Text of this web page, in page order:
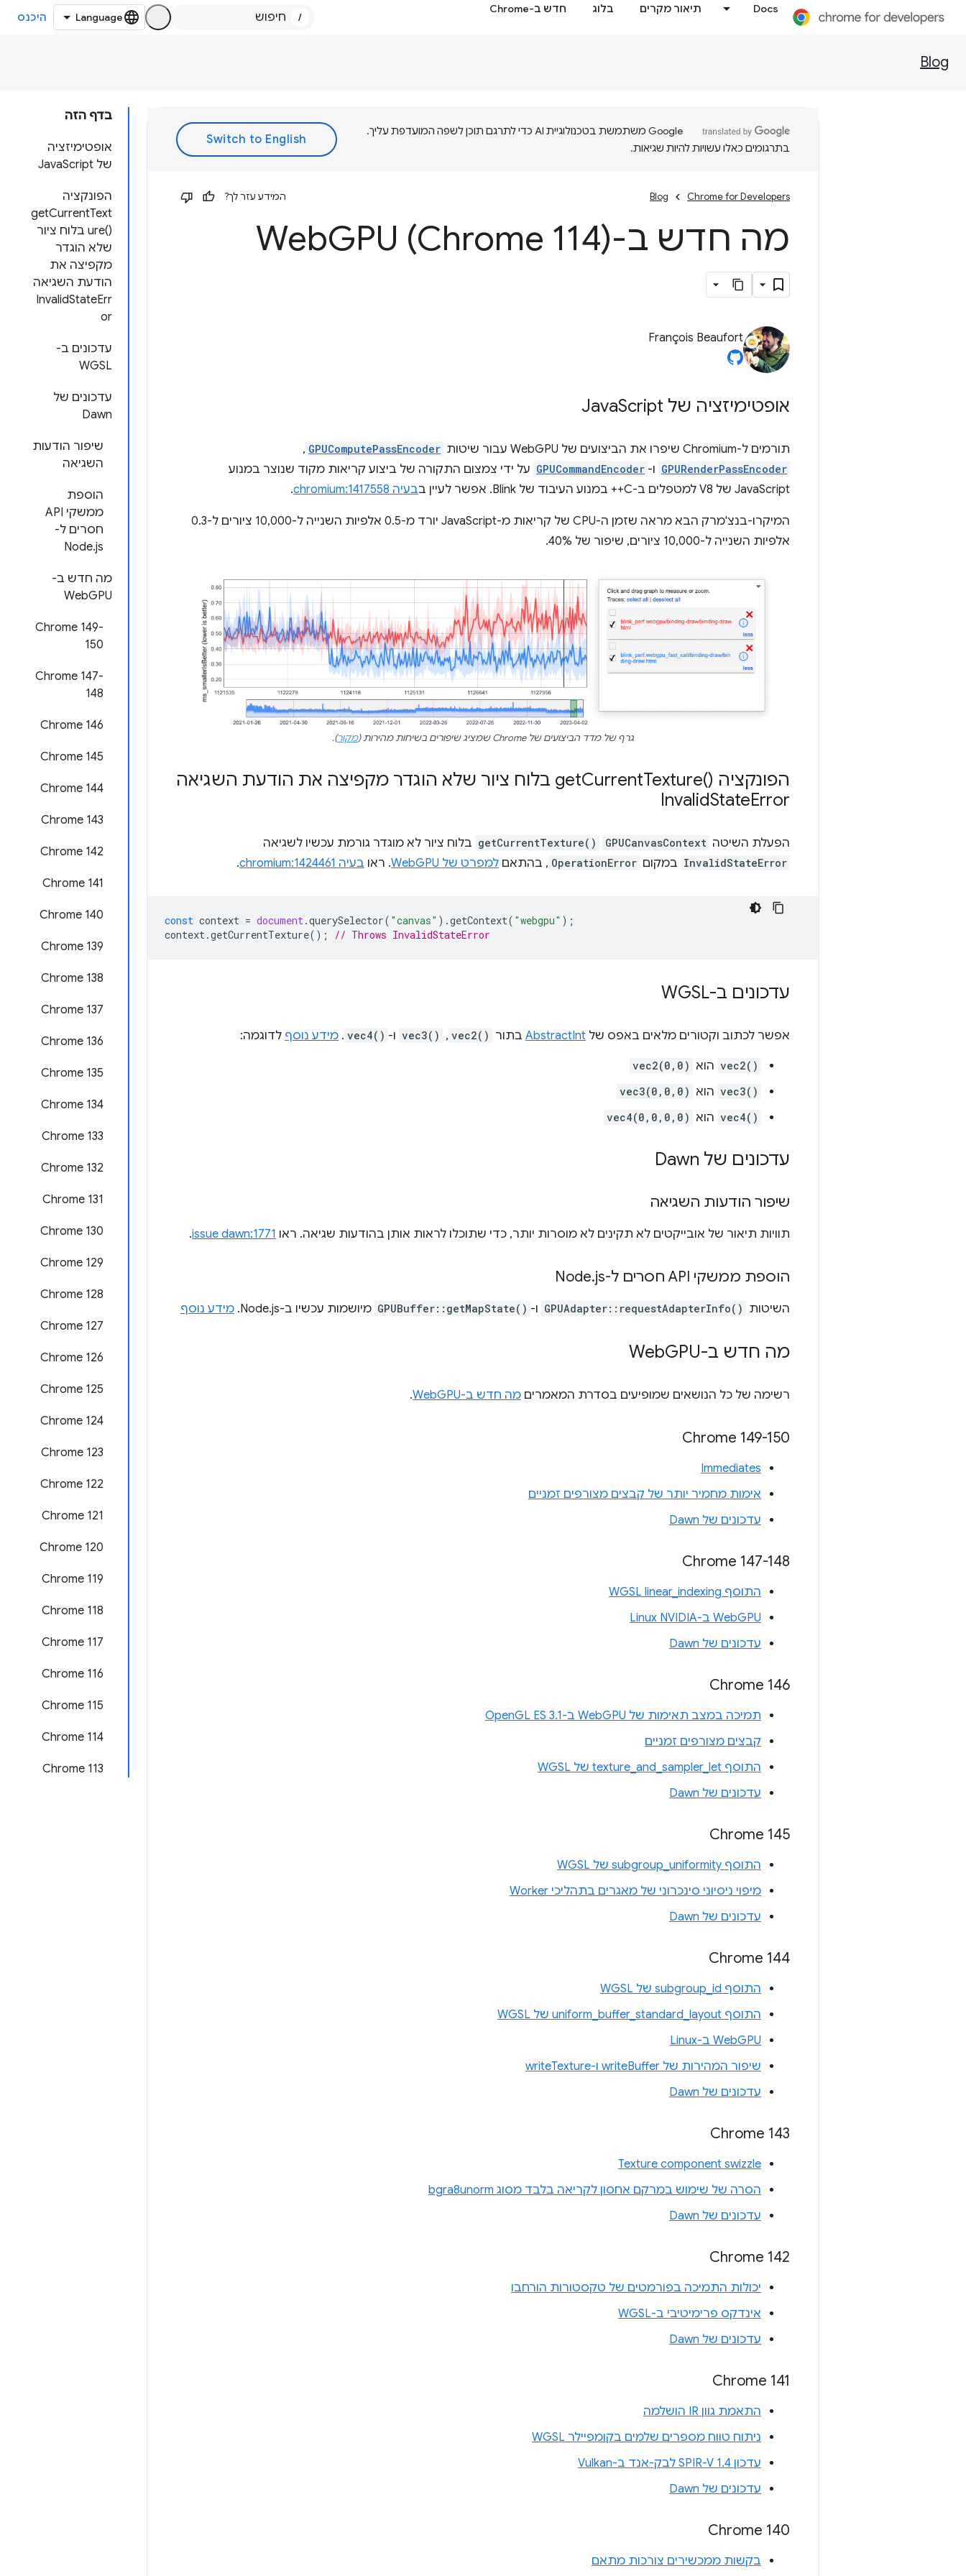
Docs תיאור מקרים בלוג חדש ב-Chrome
/ היכנס
Blog
בדף הזה
אופטימיזציה
של JavaScript
הפונקציה
getCurrentText
ure()‎ בלוח ציור
שלא הוגדר
מקפיצה את
הודעת השגיאה
InvalidStateErr
or
עדכונים ב-
WGSL
עדכונים של
Dawn
שיפור הודעות
השגיאה
הוספת
ממשקי API
חסרים ל-
Node.js
מה חדש ב-
WebGPU
‫Chrome 149-
150
‫Chrome 147-
148
Chrome 146
Chrome 145
Chrome 144
Chrome 143
Chrome 142
Chrome 141
Chrome 140
Chrome 139
Chrome 138
Chrome 137
Chrome 136
Chrome 135
Chrome 134
Chrome 133
Chrome 132
Chrome 131
Chrome 130
Chrome 129
‫Chrome 128
Chrome 127
Chrome 126
‫Chrome 125
Chrome 124
Chrome 123
Chrome 122
Chrome 121
Chrome 120
Chrome 119
Chrome 118
Chrome 117
Chrome 116
Chrome 115
Chrome 114
Chrome 113
‫Google משתמשת בטכנולוגיית AI כדי לתרגם תוכן לשפה המועדפת עליך.
בתרגומים כאלו עשויות להיות שגיאות.
Chrome for Developers
Blog המידע עזר לך?
מה חדש ב-WebGPU (Chrome 114)
François Beaufort
אופטימיזציה של Java Script
תורמים ל-Chromium שיפרו את הביצועים של WebGPU עבור שיטות GPUComputePassEncoder
,‏
GPURenderPassEncoder ו- GPUCommandEncoder על ידי צמצום התקורה של ביצוע קריאות מקוד שנוצר במנוע
JavaScript של V8 למטפלים ב-C++ במנוע העיבוד של Blink. אפשר לעיין ב
בעיה chromium:1417558 .
המיקרו-בנצ'מרק הבא מראה שזמן ה-CPU של קריאות מ-JavaScript יורד מ-0.5 אלפיות השנייה ל-10,000 ציורים ל-0.3
אלפיות השנייה ל-10,000 ציורים, שיפור של 40%.
גרף של מדד הביצועים של Chrome שמציג שיפורים בשיחות מהירות ( מקור).
הפונקציה getCurrentTexture(
)‎ בלוח ציור שלא הוגדר מקפיצה את הודעת השגיאה
InvalidStateError
הפעלת השיטה GPUCanvasContext
getCurrentTexture() בלוח ציור לא מוגדר גורמת עכשיו לשגיאה
InvalidStateError במקום OperationError , בהתאם למפרט של WebGPU . ראו בעיה chromium:1424461 .
const context = document.querySelector( "canvas" ).getContext( "webgpu" );
context.getCurrentTexture(); // Throws InvalidStateError
עדכונים ב-WGSL
אפשר לכתוב וקטורים מלאים באפס של AbstractInt בתור vec2()
,‏
vec3() ו- vec4()
. מידע נוסף לדוגמה:
vec2() הוא vec2(0,0)
vec3() הוא vec3(0,0,0)
vec4() הוא vec4(0,0,0,0)
עדכונים של Dawn
שיפור הודעות השגיאה
תוויות תיאור של אובייקטים לא תקינים לא מוסרות יותר, כדי שתוכלו לראות אותן בהודעות שגיאה. ראו issue dawn:1771
.
הוספת ממשקי API חסרים ל-Node .js
השיטות GPUAdapter::requestAdapterInfo() ו- GPUBuffer::getMapState() מיושמות עכשיו ב-Node.js. מידע נוסף
מה חדש ב-WebGPU
רשימה של כל הנושאים שמופיעים בסדרת המאמרים מה חדש ב-WebGPU .
‫Chrome 149-150
Immediates
אימות מחמיר יותר של קבצים מצורפים זמניים
עדכונים של Dawn
‫Chrome 147-148
התוסף WGSL linear_indexing
WebGPU ב-Linux NVIDIA
עדכונים של Dawn
Chrome 146
תמיכה במצב תאימות של WebGPU ב-OpenGL ES 3.1
קבצים מצורפים זמניים
התוסף texture_and_sampler_let של WGSL
עדכונים של Dawn
Chrome 145
התוסף subgroup_uniformity של WGSL
מיפוי ניסיוני סינכרוני של מאגרים בתהליכי Worker
עדכונים של Dawn
Chrome 144
התוסף subgroup_id של WGSL
התוסף uniform_buffer_standard_layout של WGSL
WebGPU ב-Linux
שיפור המהירות של writeBuffer ו-writeTexture
עדכונים של Dawn
Chrome 143
Texture component swizzle
הסרה של שימוש במרקם אחסון לקריאה בלבד מסוג bgra8unorm
עדכונים של Dawn
Chrome 142
יכולות התמיכה בפורמטים של טקסטורות הורחבו
אינדקס פרימיטיבי ב-WGSL
עדכונים של Dawn
Chrome 141
התאמת גוון IR הושלמה
ניתוח טווח מספרים שלמים בקומפיילר WGSL
עדכון SPIR-V 1.4 לבק-אנד ב-Vulkan
עדכונים של Dawn
Chrome 140
בקשות ממכשירים צורכות מתאם